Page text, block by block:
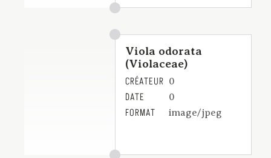
Viola odorata
(Violaceae)
CRÉATEUR 0
DATE 0
FORMAT image/jpeg